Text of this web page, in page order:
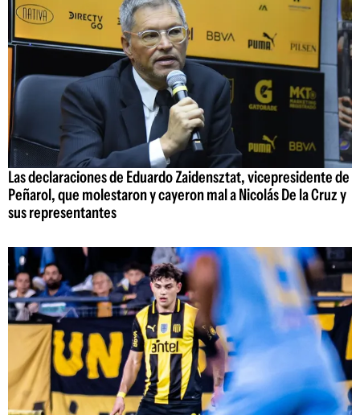
Las declaraciones de Eduardo Zaidensztat, vicepresidente de
Peñarol, que molestaron y cayeron mal a Nicolás De la Cruz y
sus representantes